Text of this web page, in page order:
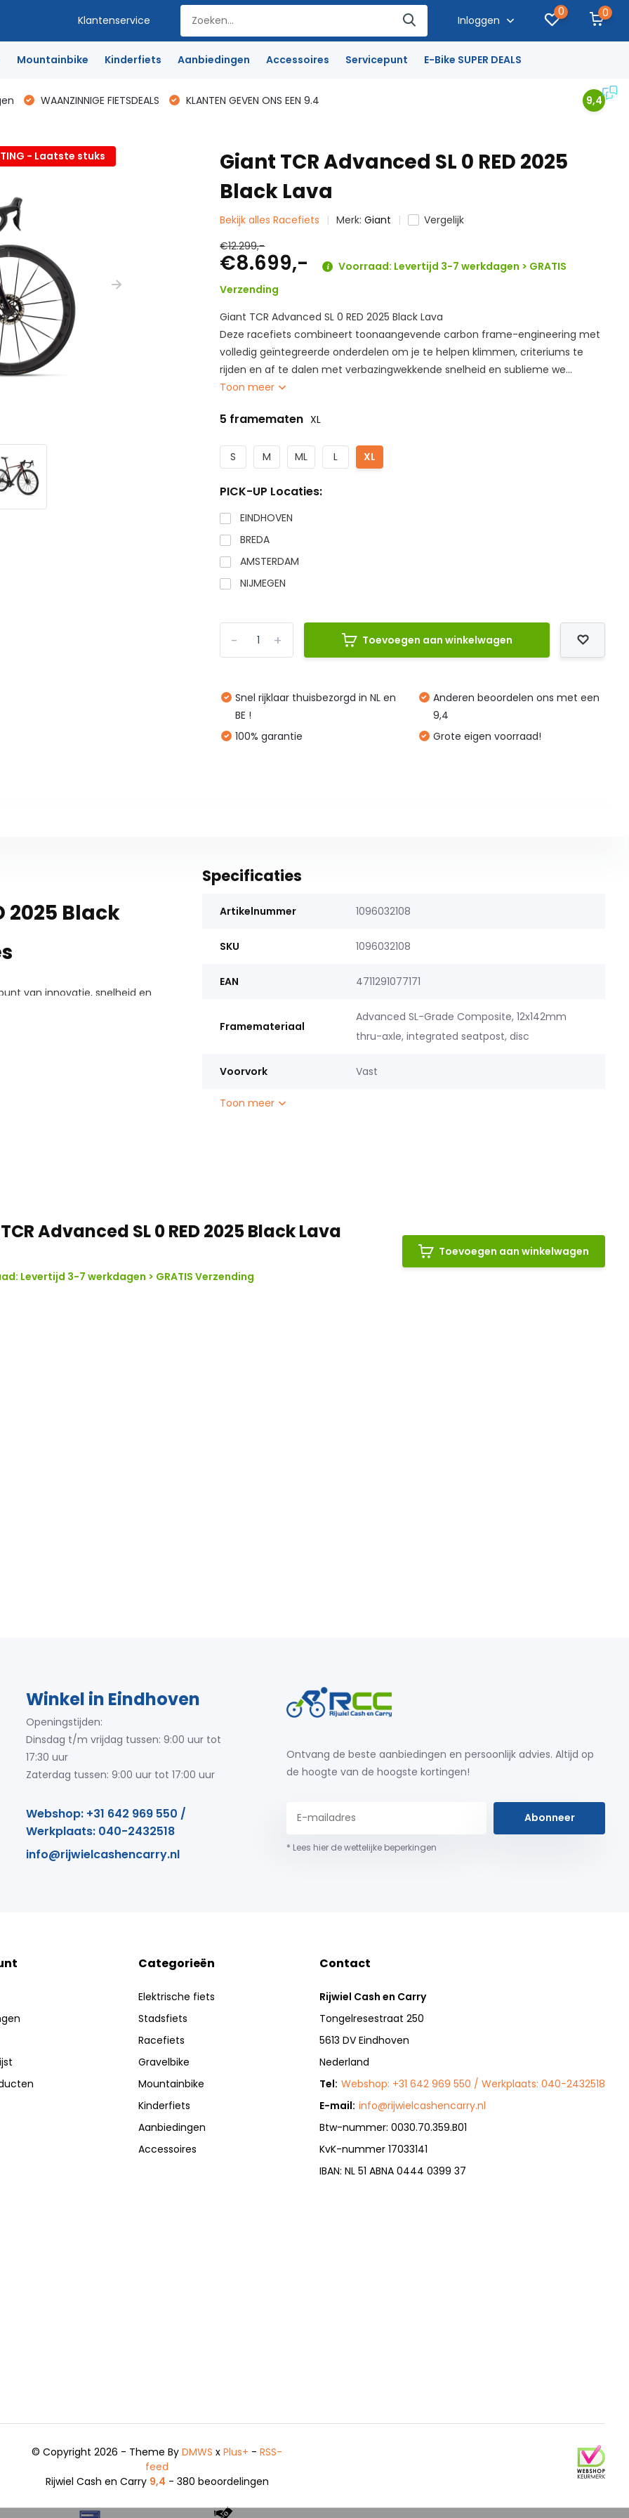
Klantenservice Inloggen
0 0
Mountainbike Kinderfiets Aanbiedingen Accessoires Servicepunt E-Bike SUPER DEALS
WAANZINNIGE FIETSDEALS KLANTEN GEVEN ONS EEN 9.4 9,4
- Laatste stuks
Giant TCR Advanced SL 0 RED 2025
Black Lava
Bekijk alles Racefiets Merk:Giant
Vergelijk
€12.299,-
€8.699,-
Voorraad: Levertijd 3-7 werkdagen > GRATIS
Verzending
Giant TCR Advanced SL 0 RED 2025 Black Lava
Deze racefiets combineert toonaangevende carbon frame-engineering met
volledig geïntegreerde onderdelen om je te helpen klimmen, criteriums te
rijden en af te dalen met verbazingwekkende snelheid en sublieme we...
Toon meer
5 framematen XL
S M ML L XL
PICK-UP Locaties:
EINDHOVEN
BREDA
AMSTERDAM
NIJMEGEN
+
- Toevoegen aan winkelwagen
Snel rijklaar thuisbezorgd in NL en
BE !
100% garantie
Anderen beoordelen ons met een
9,4
Grote eigen voorraad!
2025 Black
van innovatie, snelheid en
ontwikkeld voor
Specificaties
Artikelnummer 1096032108
SKU 1096032108
EAN 4711291077171
Framemateriaal
Advanced SL-Grade Composite, 12x142mm
thru-axle, integrated seatpost, disc
Voorvork Vast
Toon meer
Advanced SL 0 RED 2025 Black Lava
Levertijd 3-7 werkdagen > GRATIS Verzending
Toevoegen aan winkelwagen
Winkel in Eindhoven
Openingstijden:
Dinsdag t/m vrijdag tussen: 9:00 uur tot
17:30 uur
Zaterdag tussen: 9:00 uur tot 17:00 uur
Webshop: +31 642 969 550 /
Werkplaats: 040-2432518
info@rijwielcashencarry.nl
Ontvang de beste aanbiedingen en persoonlijk advies. Altijd op
de hoogte van de hoogste kortingen!
Abonneer
* Lees hier de wettelijke beperkingen
Categorieën
Elektrische fiets
Stadsfiets
Racefiets
Gravelbike
Mountainbike
Kinderfiets
Aanbiedingen
Accessoires
Contact
Rijwiel Cash en Carry
Tongelresestraat 250
5613 DV Eindhoven
Nederland
Tel: Webshop: +31 642 969 550 / Werkplaats: 040-2432518
E-mail: info@rijwielcashencarry.nl
Btw-nummer: 0030.70.359.B01
KvK-nummer 17033141
IBAN: NL 51 ABNA 0444 0399 37
© Copyright 2026 - Theme ByDMWS xPlus+ -RSS-
feed
Rijwiel Cash en Carry 9,4 - 380 beoordelingen